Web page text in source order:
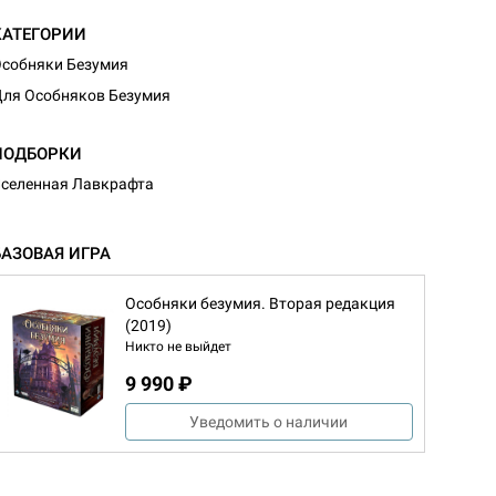
Безумия
Особняков Безумия
Лавкрафта
ИГРА
Особняки безумия. Вторая редакция
(2019)
Никто не выйдет
9 990 ₽
Уведомить о наличии